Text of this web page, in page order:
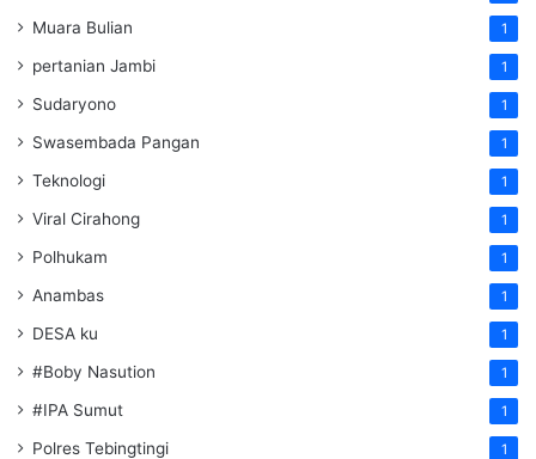
Muara Bulian 1
pertanian Jambi 1
Sudaryono 1
Swasembada Pangan 1
Teknologi 1
Viral Cirahong 1
Polhukam 1
Anambas 1
DESA ku 1
#Boby Nasution 1
#IPA Sumut 1
Polres Tebingtingi 1